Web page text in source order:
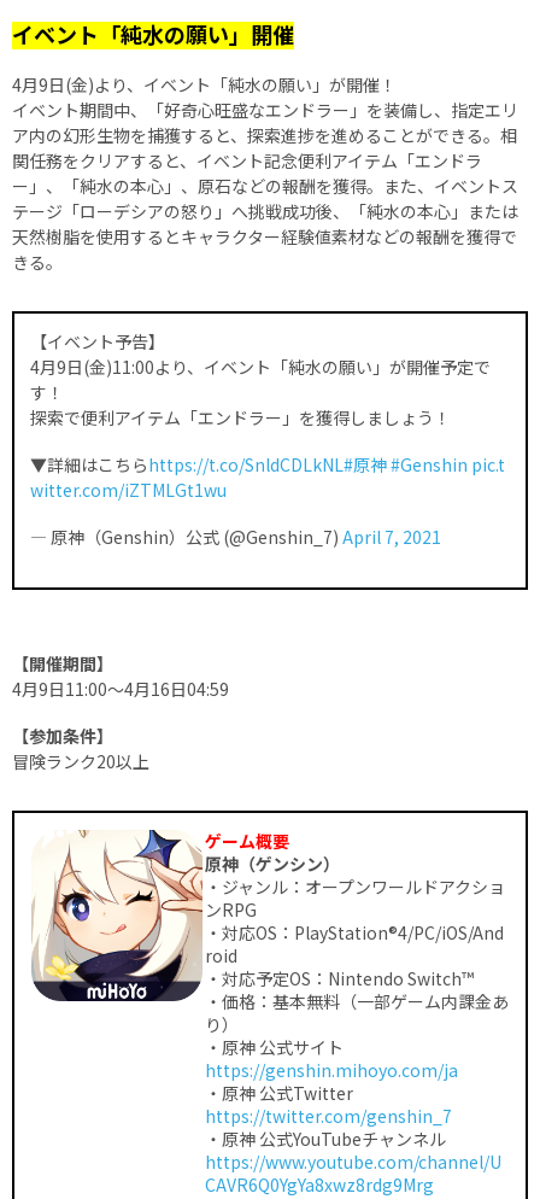
イベント「純水の願い」開催
4月9日(金)より、イベント「純水の願い」が開催！
イベント期間中、「好奇心旺盛なエンドラー」を装備し、指定エリ
ア内の幻形生物を捕獲すると、探索進捗を進めることができる。相
関任務をクリアすると、イベント記念便利アイテム「エンドラ
ー」、「純水の本心」、原石などの報酬を獲得。また、イベントス
テージ「ローデシアの怒り」へ挑戦成功後、「純水の本心」または
天然樹脂を使用するとキャラクター経験値素材などの報酬を獲得で
きる。
【イベント予告】
4月9日(金)11:00より、イベント「純水の願い」が開催予定で
す！
探索で便利アイテム「エンドラー」を獲得しましょう！
▼詳細はこちらhttps://t.co/SnldCDLkNL#原神#Genshin pic.t
witter.com/iZTMLGt1wu
— 原神（Genshin）公式 (@Genshin_7) April 7, 2021
【開催期間】
4月9日11:00〜4月16日04:59
【参加条件】
冒険ランク20以上
ゲーム概要
原神（ゲンシン）
・ジャンル：オープンワールドアクショ
ンRPG
・対応OS：PlayStation®4/PC/iOS/And
roid
・対応予定OS：Nintendo Switch™
・価格：基本無料（一部ゲーム内課金あ
り）
・原神 公式サイト
https://genshin.mihoyo.com/ja
・原神 公式Twitter
https://twitter.com/genshin_7
・原神 公式YouTubeチャンネル
https://www.youtube.com/channel/U
CAVR6Q0YgYa8xwz8rdg9Mrg